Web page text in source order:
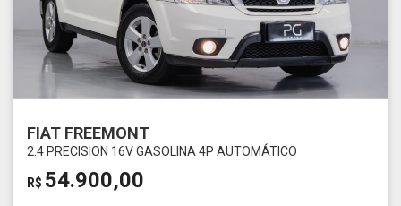
FIAT FREEMONT
2.4 PRECISION 16V GASOLINA 4P AUTOMÁTICO
R$ 54.900,00